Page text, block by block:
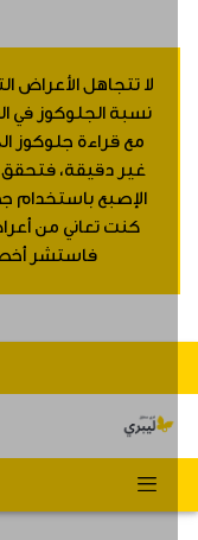
لا تتجاهل الأعراض
نسبة الجلوكوز في
مع قراءة جلوكوز
غير دقيقة، فتحقق
الإصبع باستخدام
كنت تعاني من
فاستشر